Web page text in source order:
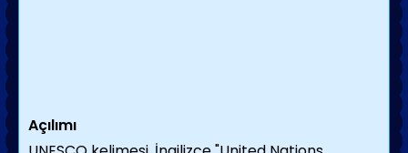
Açılımı